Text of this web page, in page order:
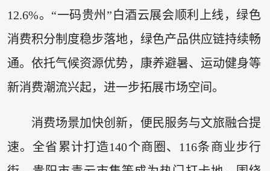
12.6%。“一码贵州”白酒云展会顺利上线，绿色
消费积分制度稳步落地，绿色产品供应链持续畅
通。依托气候资源优势，康养避暑、运动健身等
新消费潮流兴起，进一步拓展市场空间。
消费场景加快创新，便民服务与文旅融合提
速。全省累计打造140个商圈、116条商业步行